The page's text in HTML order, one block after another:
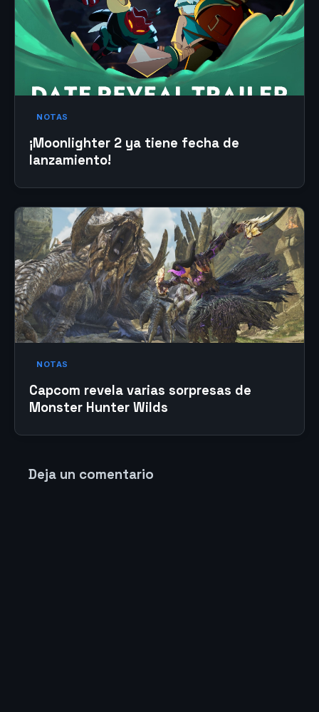
NOTAS
¡Moonlighter 2 ya tiene fecha de
lanzamiento!
NOTAS
Capcom revela varias sorpresas de
Monster Hunter Wilds
Deja un comentario